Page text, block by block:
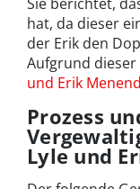
hat, da dieser
der Erik den
Aufgrund
und Erik
Prozess
Lyle und